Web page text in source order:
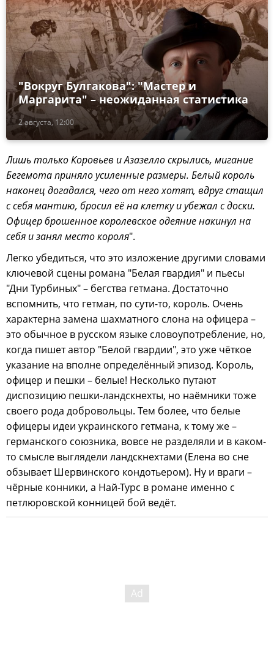
2 августа, 12:00
"Вокруг Булгакова": "Мастер и
Маргарита" – неожиданная статистика
Лишь только Коровьев и Азазелло скрылись, мигание
Бегемота приняло усиленные размеры. Белый король
наконец догадался, чего от него хотят, вдруг стащил
с себя мантию, бросил её на клетку и убежал с доски.
Офицер брошенное королевское одеяние накинул на
себя и занял место короля".
Легко убедиться, что это изложение другими словами
ключевой сцены романа "Белая гвардия" и пьесы
"Дни Турбиных" – бегства гетмана. Достаточно
вспомнить, что гетман, по сути-то, король. Очень
характерна замена шахматного слона на офицера –
это обычное в русском языке словоупотребление, но,
когда пишет автор "Белой гвардии", это уже чёткое
указание на вполне определённый эпизод. Король,
офицер и пешки – белые! Несколько путают
диспозицию пешки-ландскнехты, но наёмники тоже
своего рода добровольцы. Тем более, что белые
офицеры идеи украинского гетмана, к тому же –
германского союзника, вовсе не разделяли и в каком-
то смысле выглядели ландскнехтами (Елена во сне
обзывает Шервинского кондотьером). Ну и враги –
чёрные конники, а Най-Турс в романе именно с
петлюровской конницей бой ведёт.